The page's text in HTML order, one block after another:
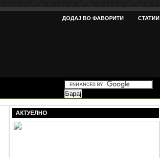
ДОДАЈ ВО ФАВОРИТИ СТАТИИ
АКТУЕЛНО